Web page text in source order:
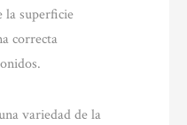
la superficie
correcta
variedad de la